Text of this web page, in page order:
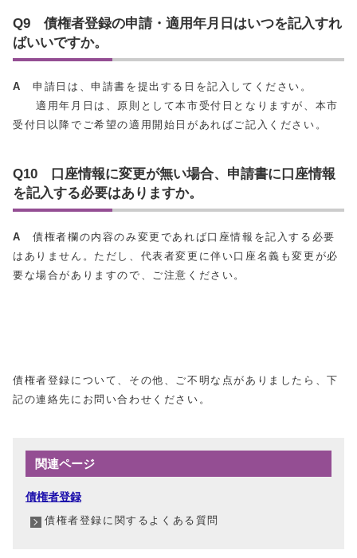
Q9 債権者登録の申請・適用年月日はいつを記入すれ
ばいいですか。
A申請日は、申請書を提出する日を記入してください。
適用年月日は、原則として本市受付日となりますが、本市
受付日以降でご希望の適用開始日があればご記入ください。
Q10 口座情報に変更が無い場合、申請書に口座情報
を記入する必要はありますか。
A債権者欄の内容のみ変更であれば口座情報を記入する必要
はありません。ただし、代表者変更に伴い口座名義も変更が必
要な場合がありますので、ご注意ください。
債権者登録について、その他、ご不明な点がありましたら、下
記の連絡先にお問い合わせください。
関連ページ
債権者登録
債権者登録に関するよくある質問